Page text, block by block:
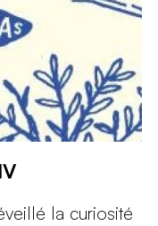
la curiosité